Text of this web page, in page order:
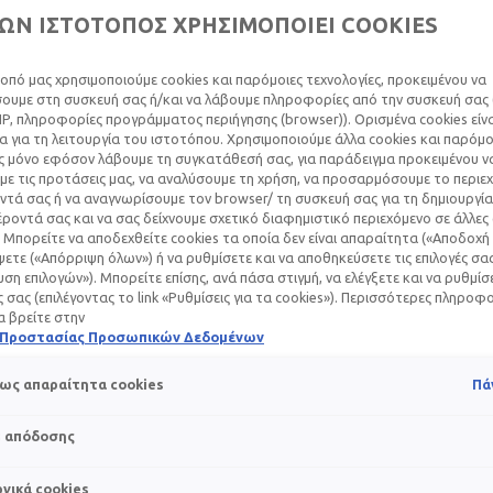
ΠΡΟΣΤΑΣΊΑ
ΘΕΡΑΠΕΊΕΣ
2024
όπως η χημειοθεραπεία, η ακτινοθεραπεία και η
οι οποίες είναι γνωστές σαν δερματικές παρενέργειες.
τα 2/3 των ασθενών που υποβάλλονται σε θεραπεία
εξαρτώνται από την εκάστοτε θεραπεία και τη μοναδική
αυτή.
ΙΣΤΟΤΟΠΟΣ ΧΡΗΣΙΜΟΠΟΙΕΙ COOKIES
μας χρησιμοποιούμε cookies και παρόμοιες τεχνολογίες, προκειμένου να
στη συσκευή σας ή/και να λάβουμε πληροφορίες από την συσκευή σας
πληροφορίες προγράμματος περιήγησης (browser)). Ορισμένα cookies
για τη λειτουργία του ιστοτόπου. Χρησιμοποιούμε άλλα cookies και
μόνο εφόσον λάβουμε τη συγκατάθεσή σας, για παράδειγμα προκειμένου
τις προτάσεις μας, να αναλύσουμε τη χρήση, να προσαρμόσουμε το
σας ή να αναγνωρίσουμε τον browser/ τη συσκευή σας για τη
σας και να σας δείχνουμε σχετικό διαφημιστικό περιεχόμενο σε άλλες
Μπορείτε να αποδεχθείτε cookies τα οποία δεν είναι απαραίτητα
(«Απόρριψη όλων») ή να ρυθμίσετε και να αποθηκεύσετε τις επιλογές
επιλογών»). Μπορείτε επίσης, ανά πάσα στιγμή, να ελέγξετε και να
σας (επιλέγοντας το link «Ρυθμίσεις για τα cookies»). Περισσότερες
βρείτε στην
Προστασίας Προσωπικών Δεδομένων
απαραίτητα cookies
απόδοσης
cookies